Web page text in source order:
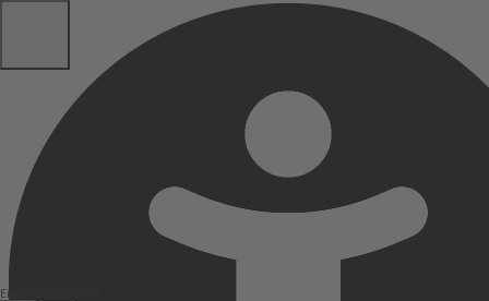
Eingabehilfen öffnen